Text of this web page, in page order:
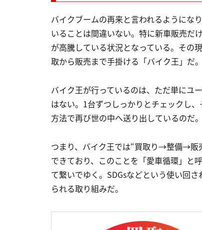
バイクブームの再来と言われるようにな
いることは間違いない。特に新車販売だ
が高騰している状況となっている。その
取から販売まで手掛ける「バイク王」だ。
バイク王が行っているのは、ただ単にユ
はない。1台ずつしっかりとチェックし
方法で再び世の中へ送り出しているのだ。
つまり、バイク王では“買取り→整備→販
できており、このことを「愛車循環」と
て繋いでゆく。SDGsなどという使い回
られる取り組みだ。